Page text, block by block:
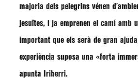
majoria dels pelegrins vénen
jesuïtes, i ja emprenen el camí amb
important que els serà de gran
experiència suposa una «forta
apunta Iriberri.